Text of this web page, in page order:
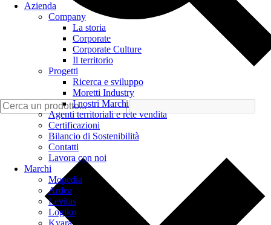
Azienda
Company
La storia
Corporate
Corporate Culture
Il territorio
Progetti
Ricerca e sviluppo
Moretti Industry
I nostri Marchi
Agenti territoriali e rete vendita
Certificazioni
Bilancio di Sostenibilità
Contatti
Lavora con noi
Marchi
Mopedia
Ardea
Levitas
Logiko
Kyara